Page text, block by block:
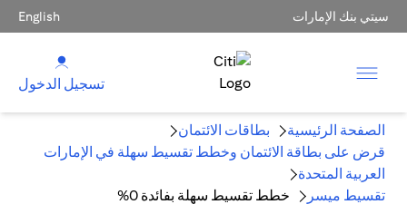
سيتي بنك الإمارات English
تسجيل الدخول
الصفحة الرئيسية
بطاقات الائتمان
قرض على بطاقة الائتمان وخطط تقسيط سهلة في الإمارات
العربية المتحدة
تقسيط ميسر
خطط تقسيط سهلة بفائدة 0%